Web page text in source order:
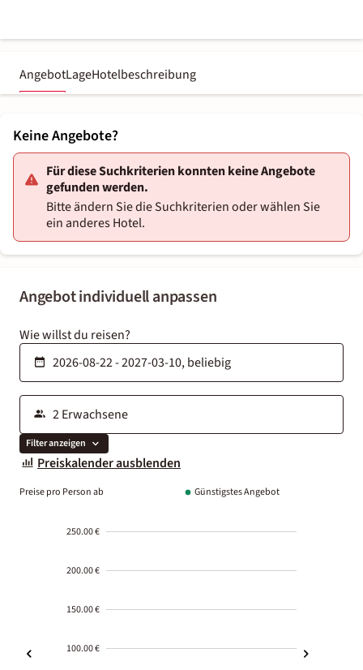
AngebotLageHotelbeschreibung
Angebot individuell anpassen
Wie willst du reisen?
Filter anzeigen
Preiskalender ausblenden
Preise pro Person ab Günstigstes Angebot
250.00 €
200.00 €
150.00 €
100.00 €
Keine Angebote?
Für diese Suchkriterien konnten keine Angebote
gefunden werden.
Bitte ändern Sie die Suchkriterien oder wählen Sie
ein anderes Hotel.